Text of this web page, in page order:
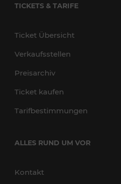
TICKETS & TARIFE
Ticket Übersicht
Verkaufsstellen
Preisarchiv
Ticket kaufen
Tarifbestimmungen
ALLES RUND UM VOR
Kontakt